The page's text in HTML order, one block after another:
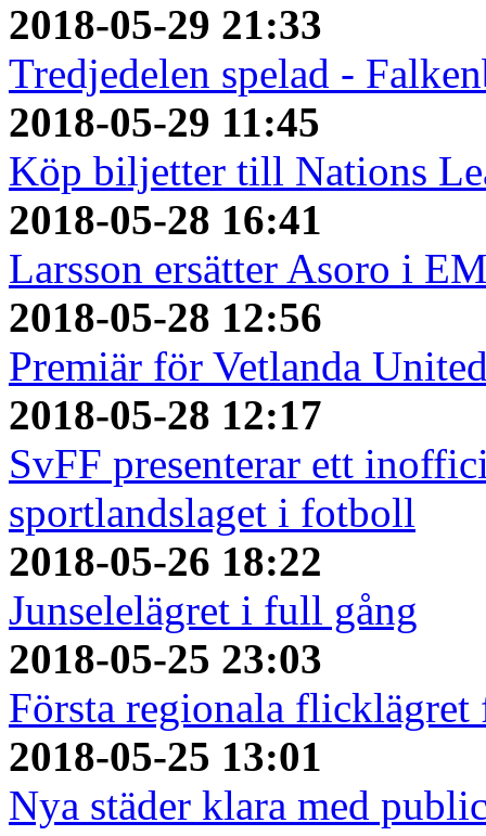
2018-05-29 21:33
Tredjedelen spelad -
2018-05-29 11:45
Köp biljetter till Nations
2018-05-28 16:41
Larsson ersätter Asoro i
2018-05-28 12:56
Premiär för Vetlanda
2018-05-28 12:17
SvFF presenterar ett
sportlandslaget i fotboll
2018-05-26 18:22
Junselelägret i full gång
2018-05-25 23:03
Första regionala
2018-05-25 13:01
Nya städer klara med